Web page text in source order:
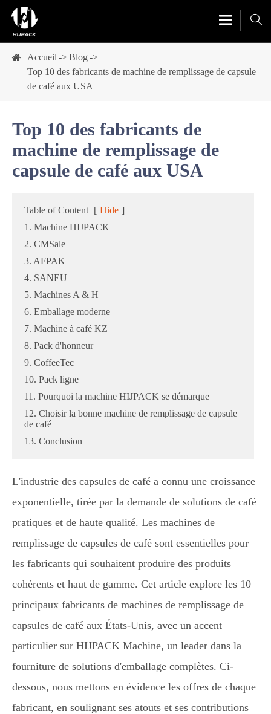

Accueil
Blog
Top 10 des fabricants de machine de remplissage de capsule
de café aux USA
Top 10 des fabricants de
machine de remplissage de
capsule de café aux USA
Table of Content [ Hide ]
1. Machine HIJPACK
2. CMSale
3. AFPAK
4. SANEU
5. Machines A & H
6. Emballage moderne
7. Machine à café KZ
8. Pack d'honneur
9. CoffeeTec
10. Pack ligne
11. Pourquoi la machine HIJPACK se démarque
12. Choisir la bonne machine de remplissage de capsule
de café
13. Conclusion
L'industrie des capsules de café a connu une croissance
exponentielle, tirée par la demande de solutions de café
pratiques et de haute qualité. Les machines de
remplissage de capsules de café sont essentielles pour
les fabricants qui souhaitent produire des produits
cohérents et haut de gamme. Cet article explore les 10
principaux fabricants de machines de remplissage de
capsules de café aux États-Unis, avec un accent
particulier sur HIJPACK Machine, un leader dans la
fourniture de solutions d'emballage complètes. Ci-
dessous, nous mettons en évidence les offres de chaque
fabricant, en soulignant ses atouts et ses contributions